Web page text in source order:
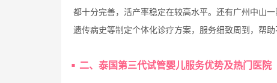
都十分完善，活产率稳定在较高水平。还有广州中山
遗传病史等制定个体化诊疗方案，服务细致周到，帮
二、泰国第三代试管婴儿服务优势及热门医院